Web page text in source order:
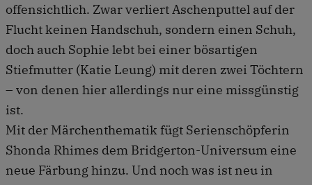
offensichtlich. Zwar verliert Aschenputtel auf der
Flucht keinen Handschuh, sondern einen Schuh,
doch auch Sophie lebt bei einer bösartigen
Stiefmutter (Katie Leung) mit deren zwei Töchtern
– von denen hier allerdings nur eine missgünstig
ist.
Mit der Märchenthematik fügt Serienschöpferin
Shonda Rhimes dem Bridgerton-Universum eine
neue Färbung hinzu. Und noch was ist neu in